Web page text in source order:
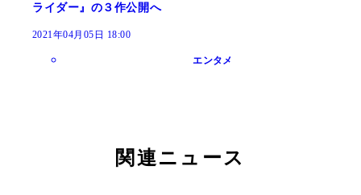
ライダー』の３作公開へ
2021年04月05日 18:00
エンタメ
関連ニュース